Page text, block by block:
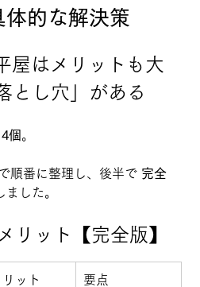
体的な解決策
屋はメリットも大
とし穴」がある
個。
順番に整理し、後半で 完全
ました。
リット【完全版】
リット 要点